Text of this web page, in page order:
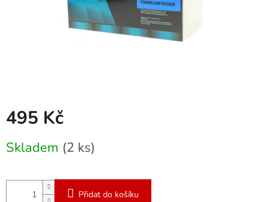
495 Kč
cena:
Skladem (2 ks)
Přidat do košíku